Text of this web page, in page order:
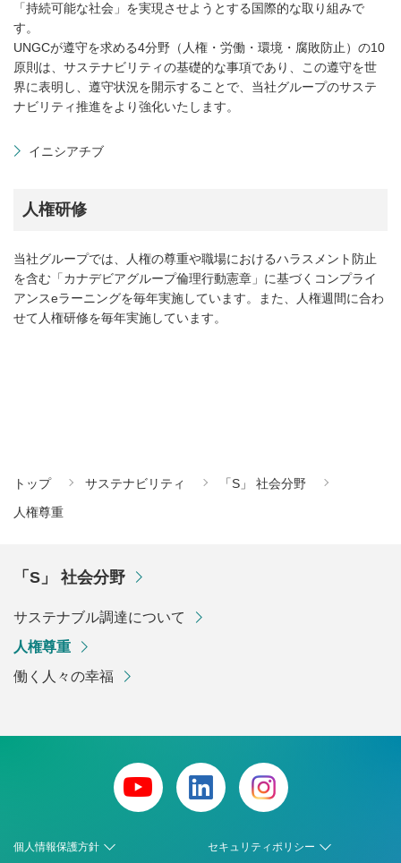
「持続可能な社会」を実現させようとする国際的な取り組みで
す。
UNGCが遵守を求める4分野（人権・労働・環境・腐敗防止）の10
原則は、サステナビリティの基礎的な事項であり、この遵守を世
界に表明し、遵守状況を開示することで、当社グループのサステ
ナビリティ推進をより強化いたします。
イニシアチブ
人権研修
当社グループでは、人権の尊重や職場におけるハラスメント防止
を含む「カナデビアグループ倫理行動憲章」に基づくコンプライ
アンスeラーニングを毎年実施しています。また、人権週間に合わ
せて人権研修を毎年実施しています。
トップ サステナビリティ
「S」 社会分野
人権尊重
「S」 社会分野
サステナブル調達について
人権尊重
働く人々の幸福
個人情報保護方針
セキュリティポリシー